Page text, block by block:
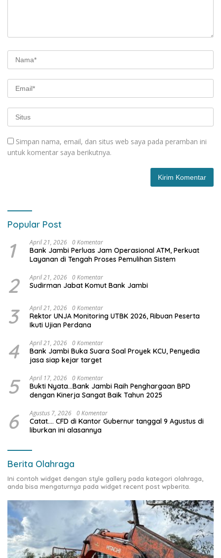
Simpan nama, email, dan situs web saya pada peramban ini
untuk komentar saya berikutnya.
Popular Post
1 April 21, 2026 0 Komentar
Bank Jambi Perluas Jam Operasional ATM, Perkuat
Layanan di Tengah Proses Pemulihan Sistem
2 April 21, 2026 0 Komentar
Sudirman Jabat Komut Bank Jambi
3 April 21, 2026 0 Komentar
Rektor UNJA Monitoring UTBK 2026, Ribuan Peserta
Ikuti Ujian Perdana
4 April 21, 2026 0 Komentar
Bank Jambi Buka Suara Soal Proyek KCU, Penyedia
jasa siap kejar target
5 April 17, 2026 0 Komentar
Bukti Nyata…Bank Jambi Raih Penghargaan BPD
dengan Kinerja Sangat Baik Tahun 2025
6 Agustus 7, 2026 0 Komentar
Catat…. CFD di Kantor Gubernur tanggal 9 Agustus di
liburkan ini alasannya
Berita Olahraga
Ini contoh widget dengan style gallery pada kategori olahraga,
anda bisa mengaturnya pada widget recent post wpberita.